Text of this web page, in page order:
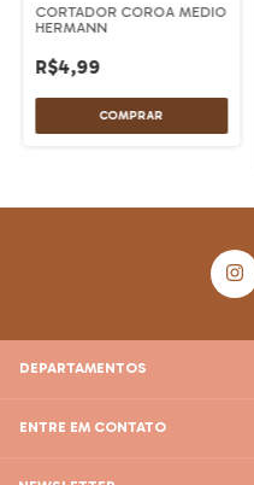
CORTADOR COROA MEDIO
HERMANN
R$4,99
DEPARTAMENTOS
ENTRE EM CONTATO